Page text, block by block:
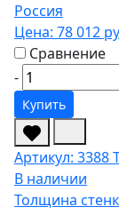
Россия
Цена: 78 012
Сравнение
-
Купить
Артикул: 3388
В наличии
Толщина